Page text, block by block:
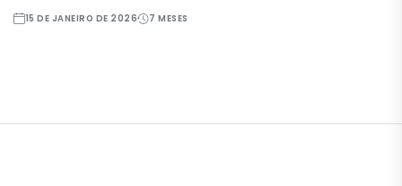
15 DE JANEIRO DE 2026 7 MESES